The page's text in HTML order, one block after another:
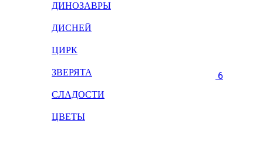
ДИНОЗАВРЫ
ДИСНЕЙ
ЦИРК
ЗВЕРЯТА
СЛАДОСТИ
ЦВЕТЫ
6